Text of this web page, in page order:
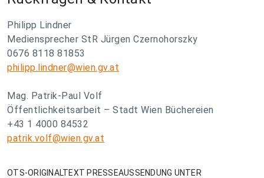
Philipp Lindner
Mediensprecher StR Jürgen Czernohorszky
0676 8118 81853
philipp.lindner@wien.gv.at
Mag. Patrik-Paul Volf
Öffentlichkeitsarbeit – Stadt Wien Büchereien
+43 1 4000 84532
patrik.volf@wien.gv.at
OTS-ORIGINALTEXT PRESSEAUSSENDUNG UNTER